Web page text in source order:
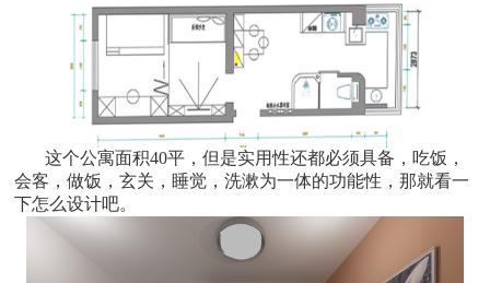
这个公寓面积40平，但是实用性还都必须具备，吃饭，
会客，做饭，玄关，睡觉，洗漱为一体的功能性，那就看一
下怎么设计吧。